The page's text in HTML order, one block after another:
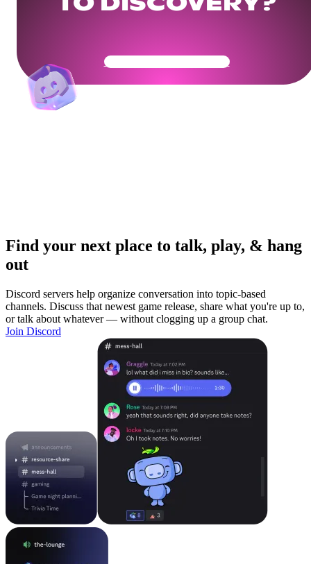
Get Your Community Ready
Find your next place to talk, play, & hang
out
Discord servers help organize conversation into topic-based
channels. Discuss that newest game release, share what you're up to,
or talk about whatever — without clogging up a group chat.
Join Discord